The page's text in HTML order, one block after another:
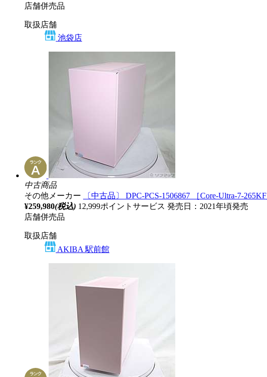
店舗併売品
取扱店舗
池袋店
中古商品
その他メーカー
〔中古品〕 DPC-PCS-1506867 ［Core-Ultra-7-
¥259,980(税込) 12,999ポイントサービス 発売日：2021年頃発売
店舗併売品
取扱店舗
AKIBA 駅前館